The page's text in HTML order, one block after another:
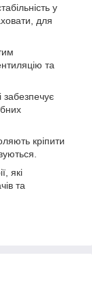
у
для
та
забезпечує
кріпити
які
та